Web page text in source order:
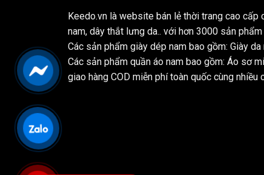
Keedo.vn là website bán lẻ thời trang cao cấp
nam, dây thắt lưng da.. với hơn 3000 sản
Các sản phẩm giày dép nam bao gồm: Giày
Các sản phẩm quần áo nam bao gồm: Áo sơ
giao hàng COD miễn phí toàn quốc cùng